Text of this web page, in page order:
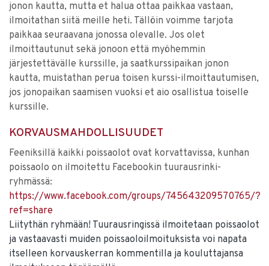
jonon kautta, mutta et halua ottaa paikkaa vastaan,
ilmoitathan siitä meille heti. Tällöin voimme tarjota
paikkaa seuraavana jonossa olevalle. Jos olet
ilmoittautunut sekä jonoon että myöhemmin
järjestettävälle kurssille, ja saatkurssipaikan jonon
kautta, muistathan perua toisen kurssi-ilmoittautumisen,
jos jonopaikan saamisen vuoksi et aio osallistua toiselle
kurssille.
KORVAUSMAHDOLLISUUDET
Feeniksillä kaikki poissaolot ovat korvattavissa, kunhan
poissaolo on ilmoitettu Facebookin tuurausrinki-
ryhmässä:
https://www.facebook.com/groups/745643209570765/?
ref=share
Liitythän ryhmään! Tuurausringissä ilmoitetaan poissaolot
ja vastaavasti muiden poissaoloilmoituksista voi napata
itselleen korvauskerran kommentilla ja kouluttajansa